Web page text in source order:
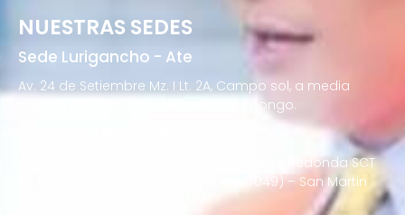
NUESTRAS SEDES
Sede Lurigancho - Ate
Av. 24 de Setiembre Mz. I Lt. 2A, Campo sol, a media
cuadra del Paradero Cabana, Carapongo.
Av. Francisco Bolognesi Nro. 101 Urb. Mesa Redonda SCT
02 (Esquina con Av. Gerardo Unger 7049) – San Martin